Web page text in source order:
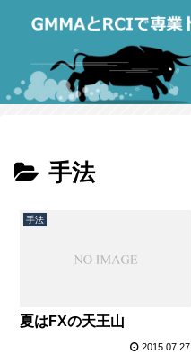
手法
手法
夏はFXの天王山
2015.07.27